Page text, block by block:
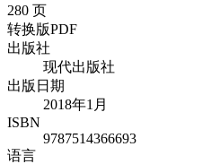
280 页
转换版PDF
出版社
现代出版社
出版日期
2018年1月
ISBN
9787514366693
语言